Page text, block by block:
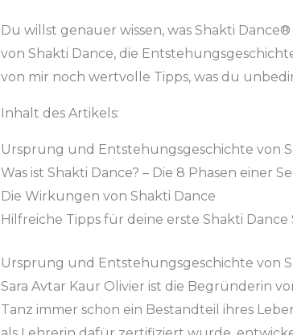
Du willst genauer wissen, was Shakti
von Shakti Dance, die
von mir noch wertvolle Tipps, was du
Inhalt des Artikels:
Ursprung und Entstehungsgeschichte von
Was ist Shakti Dance? – Die 8 Phasen einer
Die Wirkungen von Shakti Dance
Hilfreiche Tipps für deine erste Shakti
Ursprung und Entstehungsgeschichte von
Sara Avtar Kaur Olivier ist die Begründerin
Tanz immer schon ein Bestandteil ihres